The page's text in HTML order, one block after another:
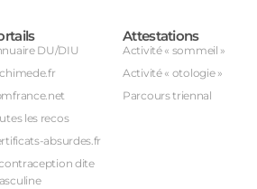
DU/DIU
les recos
absurdes.fr
dite
Attestations
Activité « sommeil »
Activité « otologie »
Parcours triennal